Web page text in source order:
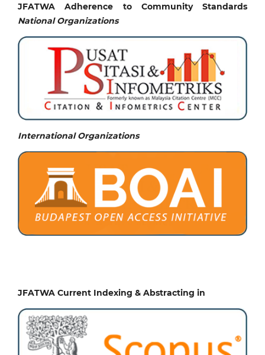
JFATWA Adherence to Community Standards
National Organizations
International Organizations
JFATWA Current Indexing & Abstracting in